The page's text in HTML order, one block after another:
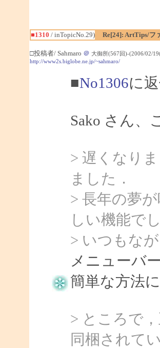
■1310 / inTopicNo.29) Re[24]: ArtTips/フ
□投稿者/ Sahmaro ＠ 大御所(567回)-(2006/02/
http://www2s.biglobe.ne.jp/~sahmaro/
■No1306に
Sako さん、
> 遅くなり
ました．
> 長年の夢
しい機能で
> いつもな
メニューバ
簡単な方法
> ところで
同梱されて